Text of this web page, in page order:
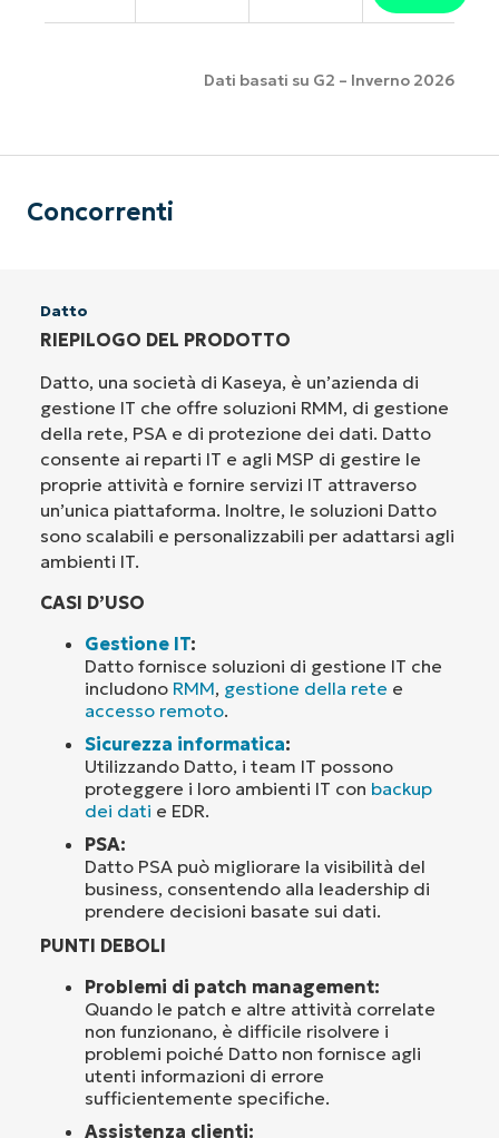
Dati basati su G2 – Inverno 2026
Concorrenti
Datto
RIEPILOGO DEL PRODOTTO
Datto, una società di Kaseya, è un’azienda di
gestione IT che offre soluzioni RMM, di gestione
della rete, PSA e di protezione dei dati. Datto
consente ai reparti IT e agli MSP di gestire le
proprie attività e fornire servizi IT attraverso
un’unica piattaforma. Inoltre, le soluzioni Datto
sono scalabili e personalizzabili per adattarsi agli
ambienti IT.
CASI D’USO
Gestione IT:
Datto fornisce soluzioni di gestione IT che
includono RMM, gestione della rete e
accesso remoto.
Sicurezza informatica:
Utilizzando Datto, i team IT possono
proteggere i loro ambienti IT con backup
dei dati e EDR.
PSA:
Datto PSA può migliorare la visibilità del
business, consentendo alla leadership di
prendere decisioni basate sui dati.
PUNTI DEBOLI
Problemi di patch management:
Quando le patch e altre attività correlate
non funzionano, è difficile risolvere i
problemi poiché Datto non fornisce agli
utenti informazioni di errore
sufficientemente specifiche.
Assistenza clienti: